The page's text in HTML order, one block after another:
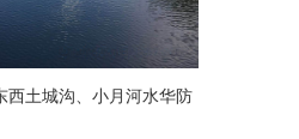
西土城沟、小月河水华防